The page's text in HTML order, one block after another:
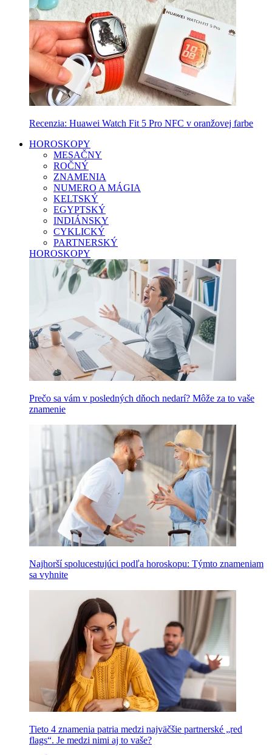
Recenzia: Huawei Watch Fit 5 Pro NFC v oranžovej farbe
HOROSKOPY
MESAČNY
ROČNÝ
ZNAMENIA
NUMERO A MÁGIA
KELTSKÝ
EGYPTSKÝ
INDIÁNSKY
CYKLICKÝ
PARTNERSKÝ
HOROSKOPY
Prečo sa vám v posledných dňoch nedarí? Môže za to vaše
znamenie
Najhorší spolucestujúci podľa horoskopu: Týmto znameniam
sa vyhnite
Tieto 4 znamenia patria medzi najväčšie partnerské „red
flags“. Je medzi nimi aj to vaše?